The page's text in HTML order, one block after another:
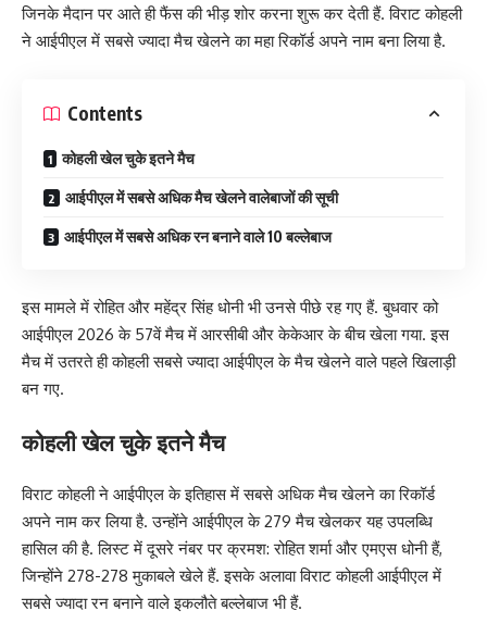
जिनके मैदान पर आते ही फैंस की भीड़ शोर करना शुरू कर देती हैं. विराट कोहली
ने आईपीएल में सबसे ज्यादा मैच खेलने का महा रिकॉर्ड अपने नाम बना लिया है.
Contents
कोहली खेल चुके इतने मैच
आईपीएल में सबसे अधिक मैच खेलने वालेबाजों की सूची
आईपीएल में सबसे अधिक रन बनाने वाले 10 बल्लेबाज
इस मामले में रोहित और महेंद्र सिंह धोनी भी उनसे पीछे रह गए हैं. बुधवार को
आईपीएल 2026 के 57वें मैच में आरसीबी और केकेआर के बीच खेला गया. इस
मैच में उतरते ही कोहली सबसे ज्यादा आईपीएल के मैच खेलने वाले पहले खिलाड़ी
बन गए.
कोहली खेल चुके इतने मैच
विराट कोहली ने आईपीएल के इतिहास में सबसे अधिक मैच खेलने का रिकॉर्ड
अपने नाम कर लिया है. उन्होंने आईपीएल के 279 मैच खेलकर यह उपलब्धि
हासिल की है. लिस्ट में दूसरे नंबर पर क्रमश: रोहित शर्मा और एमएस धोनी हैं,
जिन्होंने 278-278 मुकाबले खेले हैं. इसके अलावा विराट कोहली आईपीएल में
सबसे ज्यादा रन बनाने वाले इकलौते बल्लेबाज भी हैं.